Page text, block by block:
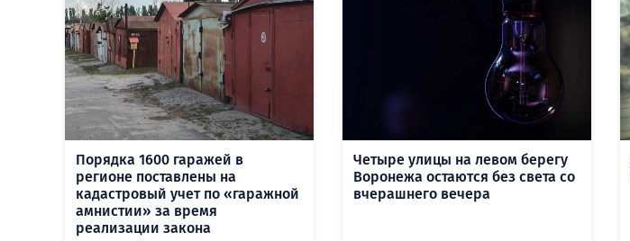
Порядка 1600 гаражей в
регионе поставлены на
кадастровый учет по «гаражной
амнистии» за время
реализации закона
Четыре улицы на левом берегу
Воронежа остаются без света со
вчерашнего вечера